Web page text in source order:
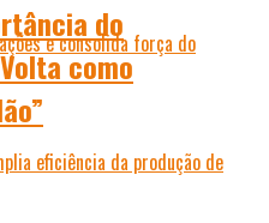
e consolida força do
eficiência da produção de
do
como